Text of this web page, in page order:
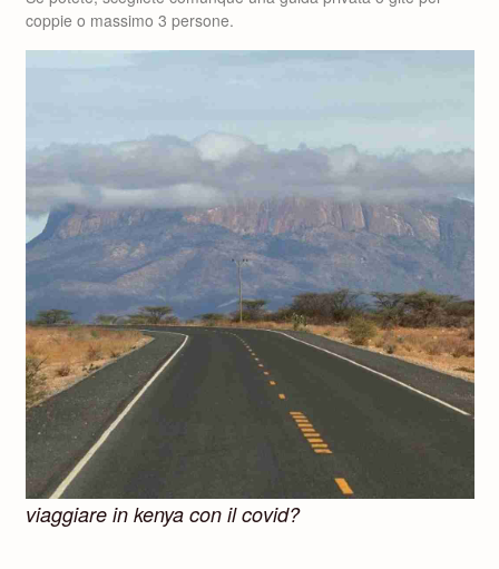
coppie o massimo 3 persone.
viaggiare in kenya con il covid?